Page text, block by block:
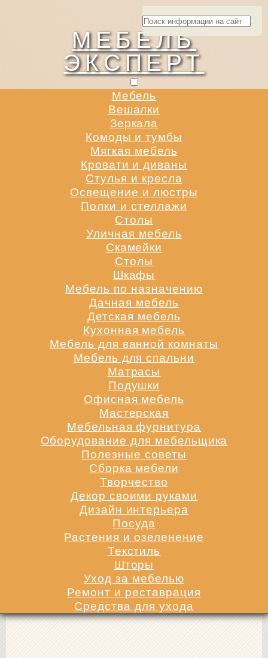
МЕБЕЛЬ
ЭКСПЕРТ
Мебель
Вешалки
Зеркала
Комоды и тумбы
Мягкая мебель
Кровати и диваны
Стулья и кресла
Освещение и люстры
Полки и стеллажи
Столы
Уличная мебель
Скамейки
Столы
Шкафы
Мебель по назначению
Дачная мебель
Детская мебель
Кухонная мебель
Мебель для ванной комнаты
Мебель для спальни
Матрасы
Подушки
Офисная мебель
Мастерская
Мебельная фурнитура
Оборудование для мебельщика
Полезные советы
Сборка мебели
Творчество
Декор своими руками
Дизайн интерьера
Посуда
Растения и озеленение
Текстиль
Шторы
Уход за мебелью
Ремонт и реставрация
Средства для ухода